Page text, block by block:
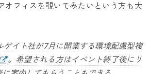
オフィスを覗いてみたいという方も大
イト社が7月に開業する環境配慮型複
。希望される方はイベント終了後にリ